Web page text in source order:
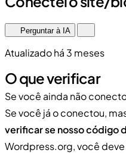
Perguntar à IA
Atualizado há 3 meses
O que verificar
Se você ainda não
Se você já o conectou,
verificar se nosso código
Wordpress.org, você